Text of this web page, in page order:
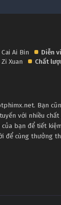
Cai Ai Bin Diễn
Zi Xuan
Chất
Bạn
với nhiều chất
bạn để tiết
để cùng thưởng